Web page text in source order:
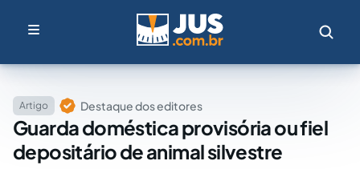
Artigo Destaque dos editores
Guarda doméstica provisória ou fiel
depositário de animal silvestre